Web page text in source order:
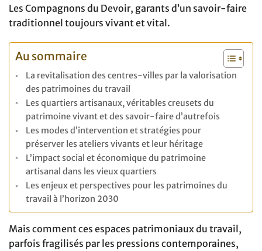
Les Compagnons du Devoir, garants d’un savoir-faire
traditionnel toujours vivant et vital.
Au sommaire
La revitalisation des centres-villes par la valorisation
des patrimoines du travail
Les quartiers artisanaux, véritables creusets du
patrimoine vivant et des savoir-faire d’autrefois
Les modes d’intervention et stratégies pour
préserver les ateliers vivants et leur héritage
L’impact social et économique du patrimoine
artisanal dans les vieux quartiers
Les enjeux et perspectives pour les patrimoines du
travail à l’horizon 2030
Mais comment ces espaces patrimoniaux du travail,
parfois fragilisés par les pressions contemporaines,